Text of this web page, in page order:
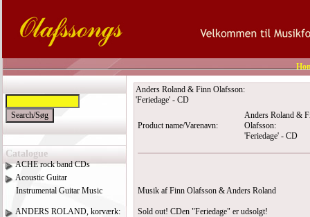
Catalogue
ACHE rock band CDs
Acoustic Guitar
Instrumental Guitar Music
ANDERS ROLAND, korværk:
Anders Roland & Finn Olafsson:
'Feriedage' - CD
Product name/Varenavn:
Anders Roland &
Olafsson:
'Feriedage' - CD
Musik af Finn Olafsson & Anders Roland
Sold out! CDen "Feriedage" er udsolgt!